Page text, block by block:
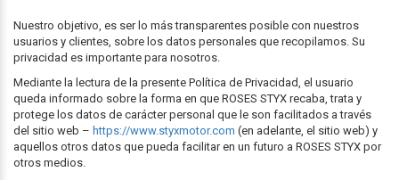
Nuestro objetivo, es ser lo más transparentes posible con nuestros
usuarios y clientes, sobre los datos personales que recopilamos. Su
privacidad es importante para nosotros.
Mediante la lectura de la presente Política de Privacidad, el usuario
queda informado sobre la forma en que ROSES STYX recaba, trata y
protege los datos de carácter personal que le son facilitados a través
del sitio web – https://www.styxmotor.com (en adelante, el sitio web) y
aquellos otros datos que pueda facilitar en un futuro a ROSES STYX por
otros medios.